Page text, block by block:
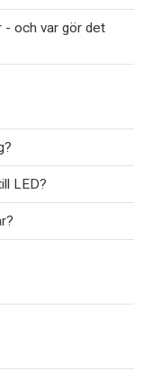
- och var gör det
LED?